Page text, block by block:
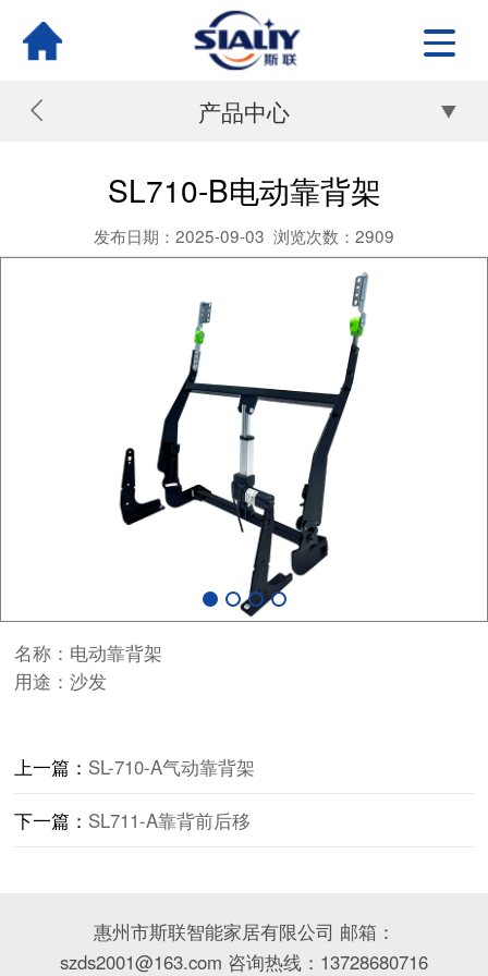
产品中心
SL710-B电动靠背架
发布日期：2025-09-03 浏览次数：2909
名称：电动靠背架
用途：沙发
上一篇： SL-710-A气动靠背架
下一篇： SL711-A靠背前后移
惠州市斯联智能家居有限公司 邮箱：
szds2001@163.com 咨询热线：13728680716